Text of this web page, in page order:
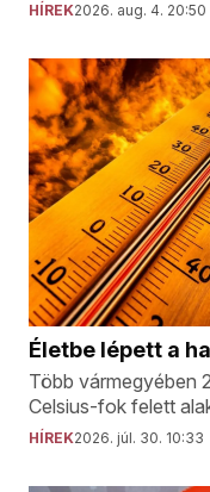
HÍREK2026. aug. 4. 20:50
Életbe lépett a
Több vármegyében
Celsius-fok felett
HÍREK2026. júl. 30. 10:33